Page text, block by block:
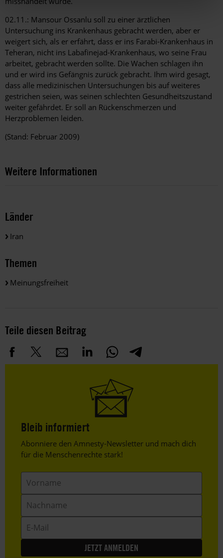
02.11.: Mansour Ossanlu soll zu einer ärztlichen
Untersuchung ins Krankenhaus gebracht werden, aber er
weigert sich, als er erfährt, dass er ins Farabi-Krankenhaus in
Teheran, nicht ins Labafinejad-Krankenhaus, wo seine Frau
arbeitet, gebracht werden sollte. Die Wachen schlagen ihn
und er wird ins Gefängnis zurück gebracht. Ihm wird gesagt,
dass alle medizinischen Untersuchungen bis auf weiteres
gestrichen seien, was seinen schlechten Gesundheitszustand
weiter gefährdet. Er soll an Rückenschmerzen und
Herzproblemen leiden.
(Stand: Februar 2009)
Weitere Informationen
Länder
Iran
Themen
Meinungsfreiheit
Teile diesen Beitrag
Bleib informiert
Header
Text
Abonniere den Amnesty-Newsletter und mach dich
für die Menschenrechte stark!
Mail